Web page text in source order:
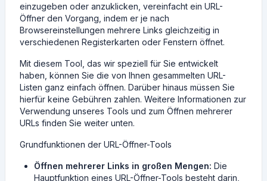
einzugeben oder anzuklicken, vereinfacht ein URL-
Öffner den Vorgang, indem er je nach
Browsereinstellungen mehrere Links gleichzeitig in
verschiedenen Registerkarten oder Fenstern öffnet.
Mit diesem Tool, das wir speziell für Sie entwickelt
haben, können Sie die von Ihnen gesammelten URL-
Listen ganz einfach öffnen. Darüber hinaus müssen Sie
hierfür keine Gebühren zahlen. Weitere Informationen zur
Verwendung unseres Tools und zum Öffnen mehrerer
URLs finden Sie weiter unten.
Grundfunktionen der URL-Öffner-Tools
Öffnen mehrerer Links in großen Mengen: Die
Hauptfunktion eines URL-Öffner-Tools besteht darin,